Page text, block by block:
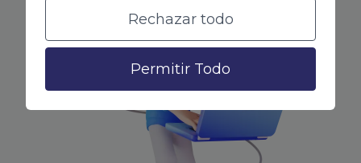
Rechazar todo
Permitir Todo